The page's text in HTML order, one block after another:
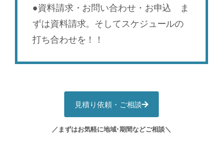
●資料請求・お問い合わせ・お申込 ま
ずは資料請求。そしてスケジュールの
打ち合わせを！！
見積り依頼・ご相談
／まずはお気軽に地域･期間などご相談＼